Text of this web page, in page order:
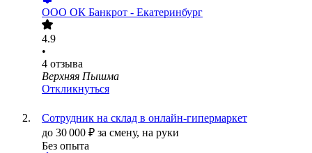
ООО ОК Банкрот - Екатеринбург
4.9
•
4 отзыва
Верхняя Пышма
Откликнуться
Сотрудник на склад в онлайн-гипермаркет
до 30 000 ₽ за смену, на руки
Без опыта